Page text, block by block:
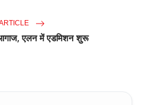
एलन में एडमिशन शुरू